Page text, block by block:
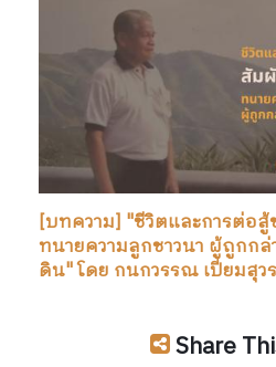
[บทความ] "ชีวิตและการต่อ
ทนายความลูกชาวนา ผู้ถูกก
ดิน" โดย กนกวรรณ เปี่ยมสุ
Share